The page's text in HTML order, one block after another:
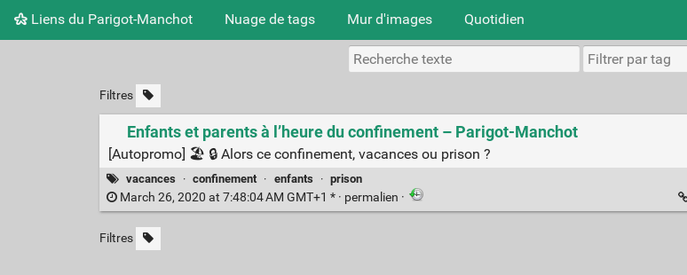
Liens du Parigot-Manchot Nuage de tags Mur d'images Quotidien
Filtres
Enfants et parents à l’heure du confinement – Parigot-Manchot
[Autopromo] 🏖 🔒 Alors ce confinement, vacances ou prison ?
vacances · confinement · enfants · prison
March 26, 2020 at 7:48:04 AM GMT+1 * · permalien ·
Filtres